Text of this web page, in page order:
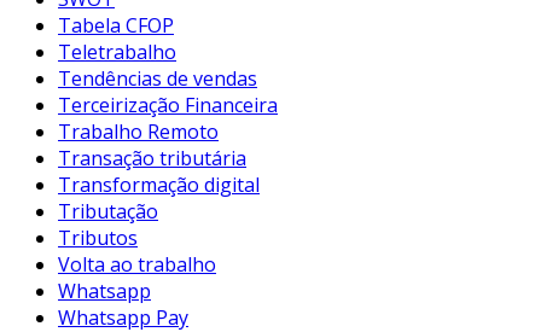
Tabela CFOP
Teletrabalho
Tendências de vendas
Terceirização Financeira
Trabalho Remoto
Transação tributária
Transformação digital
Tributação
Tributos
Volta ao trabalho
Whatsapp
Whatsapp Pay